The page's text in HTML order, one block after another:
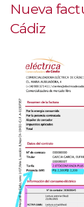
Nueva
Cádiz